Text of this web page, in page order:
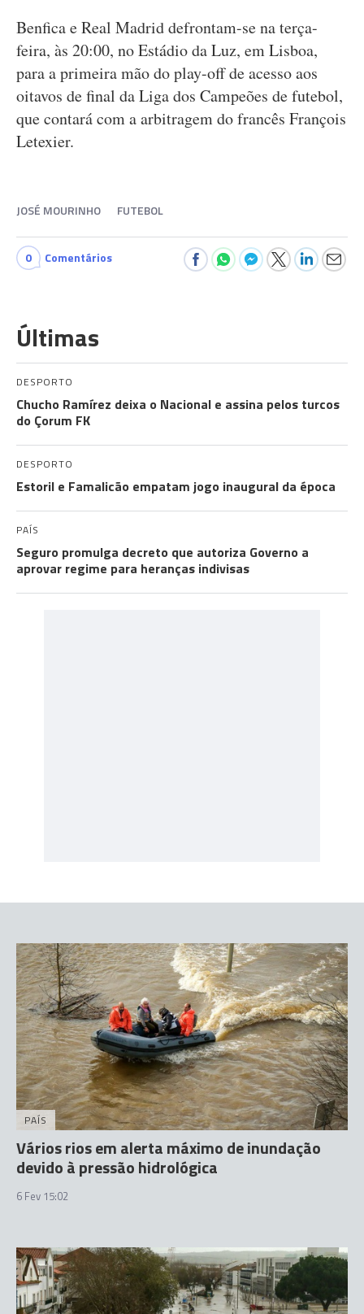
Benfica e Real Madrid defrontam-se na terça-
feira, às 20:00, no Estádio da Luz, em Lisboa,
para a primeira mão do play-off de acesso aos
oitavos de final da Liga dos Campeões de futebol,
que contará com a arbitragem do francês François
Letexier.
JOSÉ MOURINHO FUTEBOL
0 Comentários
Últimas
DESPORTO
Chucho Ramírez deixa o Nacional e assina pelos turcos
do Çorum FK
DESPORTO
Estoril e Famalicão empatam jogo inaugural da época
PAÍS
Seguro promulga decreto que autoriza Governo a
aprovar regime para heranças indivisas
PAÍS
Vários rios em alerta máximo de inundação
devido à pressão hidrológica
6 Fev 15:02